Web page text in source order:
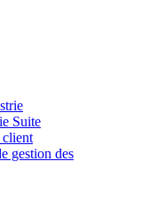
Suite
client
gestion des